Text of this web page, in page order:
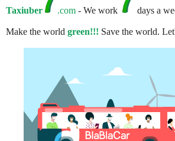
Taxiuber .com - We work days a
Make the world green!!! Save the world.